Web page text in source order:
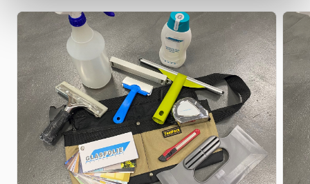
125.00